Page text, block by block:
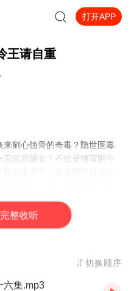
打开APP
王请自重
剜心蚀骨的奇毒？隐世医毒
侯府嫡女？不过是继室眼中
生男子……咳！那又如何？且
“解药”？呵呵……本妃自有妙
整收听
切换顺序
六集.mp3